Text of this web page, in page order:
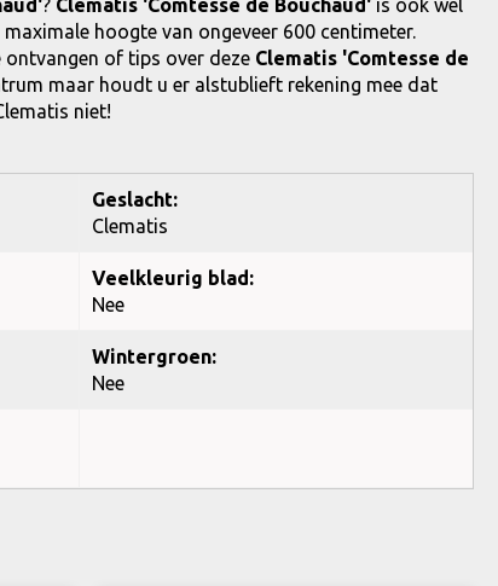
? Clematis 'Comtesse de Bouchaud'is ook wel
maximale hoogte van ongeveer 600 centimeter.
of tips over deze Clematis 'Comtesse de
maar houdt u er alstublieft rekening mee dat
niet!
Geslacht:
Clematis
Veelkleurig blad:
Nee
Wintergroen:
Nee